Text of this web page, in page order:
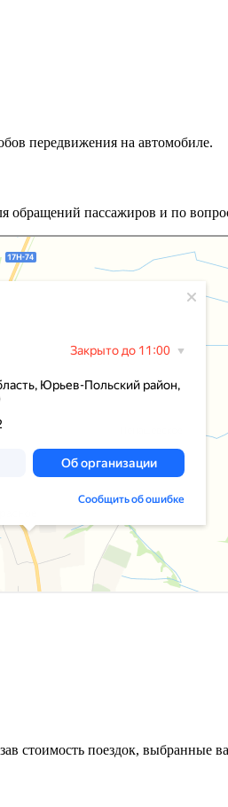
передвижения на автомобиле.
пассажиров и по
стоимость поездок,